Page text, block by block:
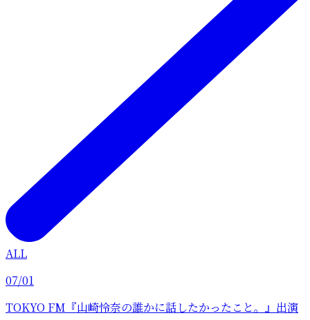
ALL
07/01
TOKYO FM『山崎怜奈の誰かに話したかったこと。』出演